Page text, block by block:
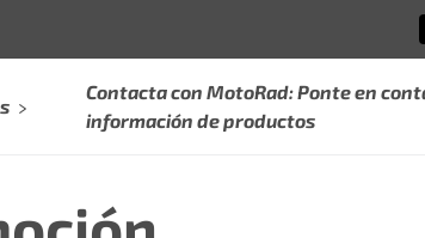
Contacta con MotoRad: Ponte en
información de productos